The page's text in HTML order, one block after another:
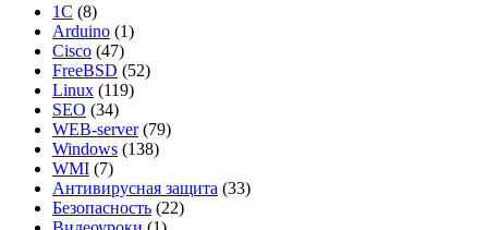
1С (8)
Arduino (1)
Cisco (47)
FreeBSD (52)
Linux (119)
SEO (34)
WEB-server(79)
Windows (138)
WMI (7)
Антивирусная защита (33)
Безопасность (22)